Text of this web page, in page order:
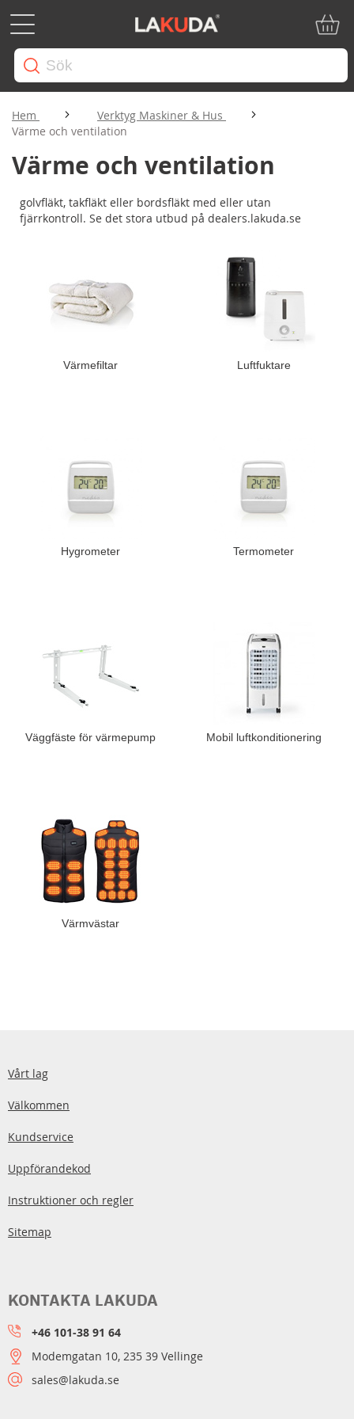
Hem
Verktyg Maskiner & Hus
Värme och ventilation
Värme och ventilation
golvfläkt, takfläkt eller bordsfläkt med eller utan
fjärrkontroll. Se det stora utbud på dealers.lakuda.se
Värmefiltar Luftfuktare
Hygrometer Termometer
Väggfäste för värmepump Mobil luftkonditionering
Värmvästar
Vårt lag
Välkommen
Kundservice
Uppförandekod
Instruktioner och regler
Sitemap
KONTAKTA LAKUDA
+46 101-38 91 64
Modemgatan 10, 235 39 Vellinge
sales@lakuda.se